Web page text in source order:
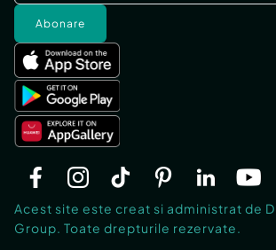
Abonare
Acest site este creat si administrat de
Group. Toate drepturile rezervate.